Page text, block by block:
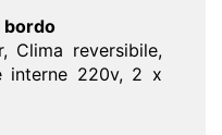
bordo
Clima reversibile,
interne 220v, 2 x